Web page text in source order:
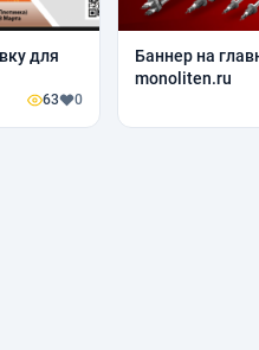
для
63 0
Баннер на
monoliten.ru